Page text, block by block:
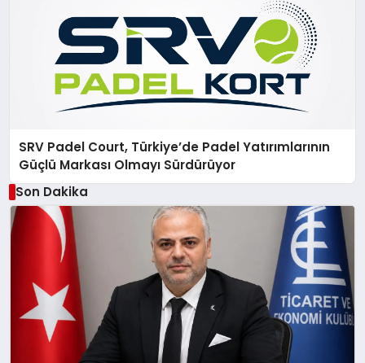
SRV Padel Court, Türkiye’de Padel Yatırımlarının
Güçlü Markası Olmayı Sürdürüyor
Son Dakika